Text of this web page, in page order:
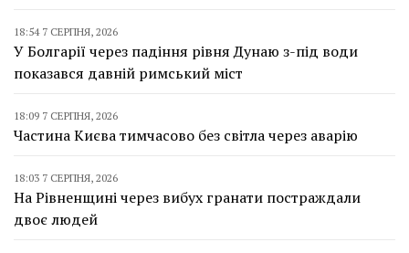
18:54 7 СЕРПНЯ, 2026
У Болгарії через падіння рівня Дунаю з-під води
показався давній римський міст
18:09 7 СЕРПНЯ, 2026
Частина Києва тимчасово без світла через аварію
18:03 7 СЕРПНЯ, 2026
На Рівненщині через вибух гранати постраждали
двоє людей